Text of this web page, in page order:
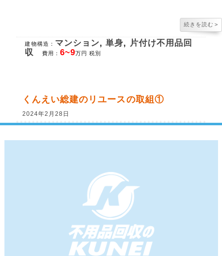
続きを読む >
建物構造： マンション,単身,
片付け不用品回
収
費用： 6~9万円 税別
くんえい総建のリユースの取組①
2024年2月28日